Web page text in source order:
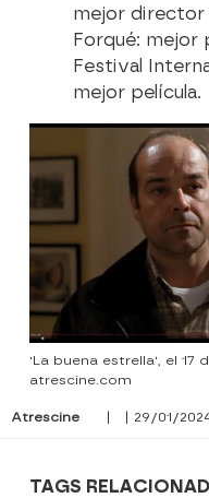
mejor director
Forqué: mejor
Festival
mejor película.
'La buena estrella', el 17
atrescine.com
Atrescine | | 29/01/
TAGS